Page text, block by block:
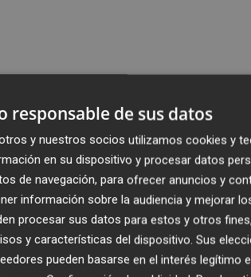
responsable de sus datos
y nuestros socios utilizamos cookies y
en su dispositivo y procesar datos
de navegación, para ofrecer anuncios y
información sobre la audiencia y mejorar
procesar sus datos para estos y otros
y características del dispositivo. Sus
pueden basarse en el interés legítimo